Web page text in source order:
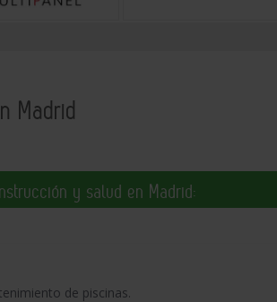
Madrid
y salud en Madrid:
de piscinas.